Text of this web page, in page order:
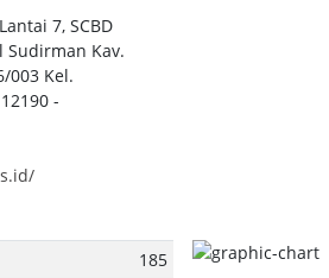
7, SCBD
Sudirman Kav.
003 Kel.
-
185